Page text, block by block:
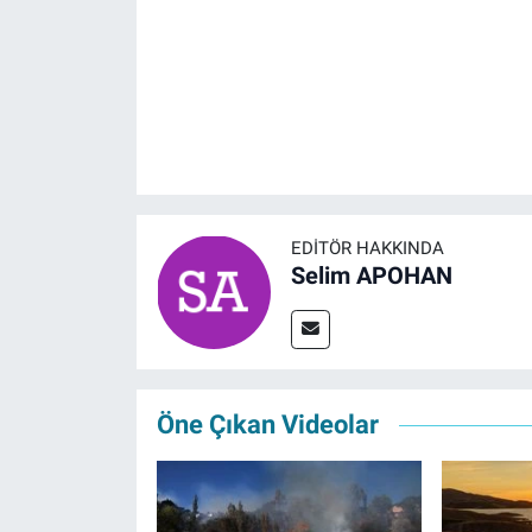
EDITÖR HAKKINDA
Selim APOHAN
Öne Çıkan Videolar